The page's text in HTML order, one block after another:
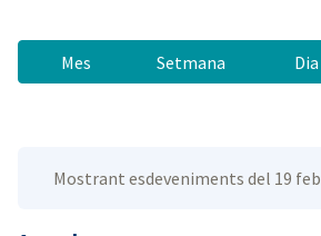
Mes Setmana Dia
Mostrant esdeveniments del 19 feb